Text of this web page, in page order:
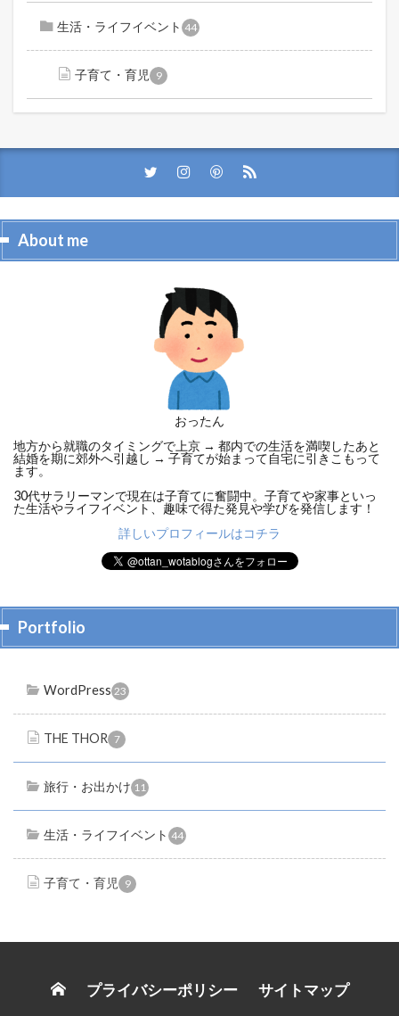
生活・ライフイベント 44
子育て・育児 9
About me
おったん
地方から就職のタイミングで上京 → 都内での生活を満喫したあと
結婚を期に郊外へ引越し → 子育てが始まって自宅に引きこもって
ます。
30代サラリーマンで現在は子育てに奮闘中。子育てや家事といっ
た生活やライフイベント、趣味で得た発見や学びを発信します！
詳しいプロフィールはコチラ
Portfolio
WordPress 23
THE THOR 7
旅行・お出かけ 11
生活・ライフイベント 44
子育て・育児 9
プライバシーポリシー サイトマップ